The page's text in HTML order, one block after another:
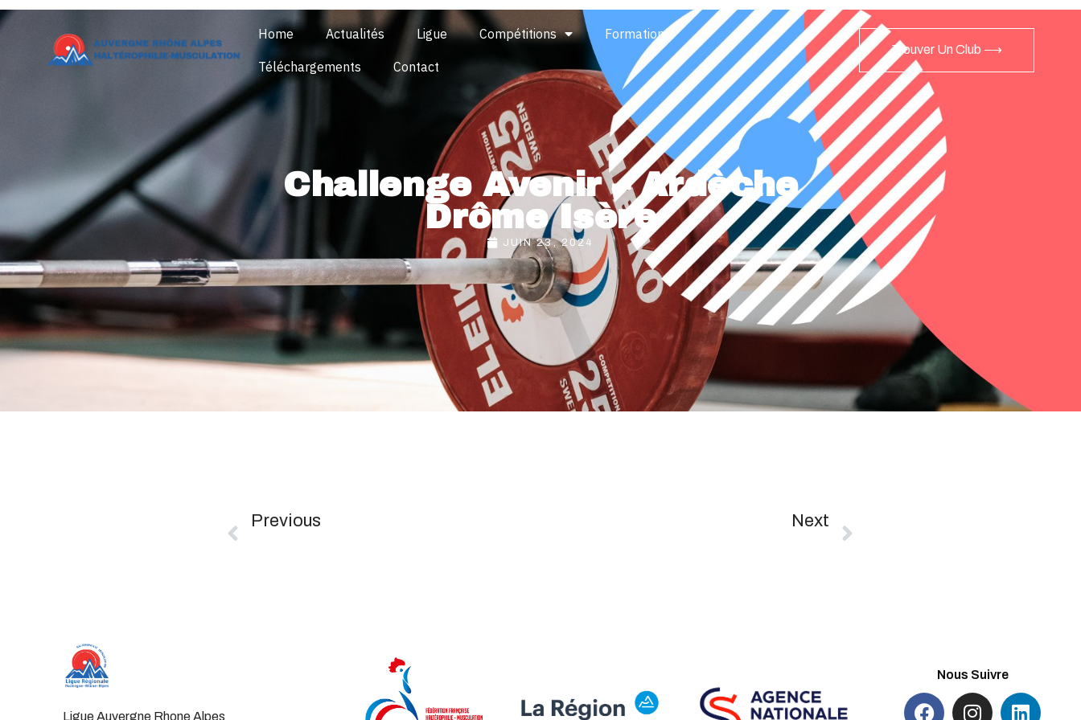
Home Actualités Ligue Compétitions Formations
Téléchargements Contact
Trouver Un Club ⟶
Challenge Avenir – Ardèche
Drôme Isère
JUIN 23, 2024
Previous
Next
Ligue Auvergne Rhone Alpes
Nous Suivre